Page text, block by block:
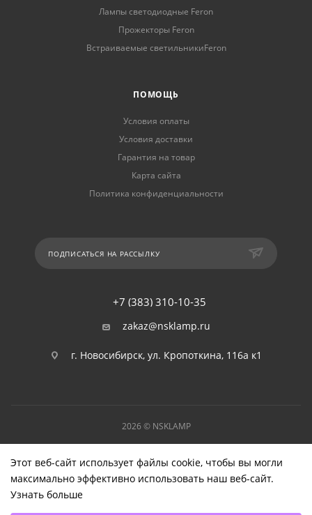
Лампы светодиодные Feron
Прожекторы Feron
Встраиваемые светильникиFeron
ПОМОЩЬ
Условия оплаты
Условия доставки
Гарантия на товар
Карта сайта
Политика конфиденциальности
ПОДПИСАТЬСЯ НА РАССЫЛКУ
+7 (383) 310-10-35
zakaz@nsklamp.ru
г. Новосибирск, ул. Кропоткина, 116а к1
2026 © NSKLAMP
Этот веб-сайт использует файлы cookie, чтобы вы могли
максимально эффективно использовать наш веб-сайт.
Узнать больше